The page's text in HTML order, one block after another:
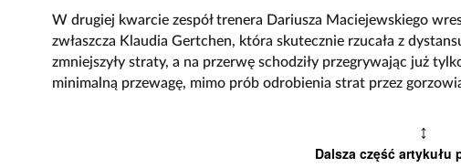
W drugiej kwarcie zespół trenera Dariusza Maciejewskiego
zwłaszcza Klaudia Gertchen, która skutecznie rzucała z
zmniejszyły straty, a na przerwę schodziły przegrywając już
minimalną przewagę, mimo prób odrobienia strat przez
↕
Dalsza część artykułu